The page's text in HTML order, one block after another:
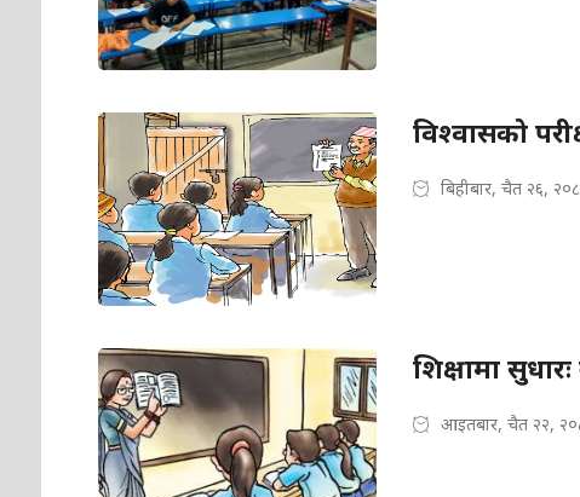
विश्वासको
बिहीबार, चैत २६,
शिक्षामा
आइतबार, चैत २२,